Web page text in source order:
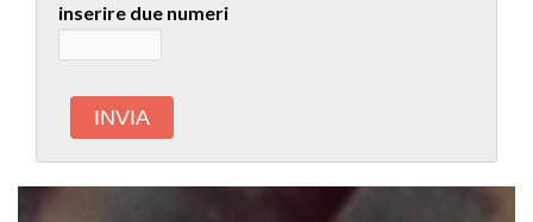
inserire due numeri